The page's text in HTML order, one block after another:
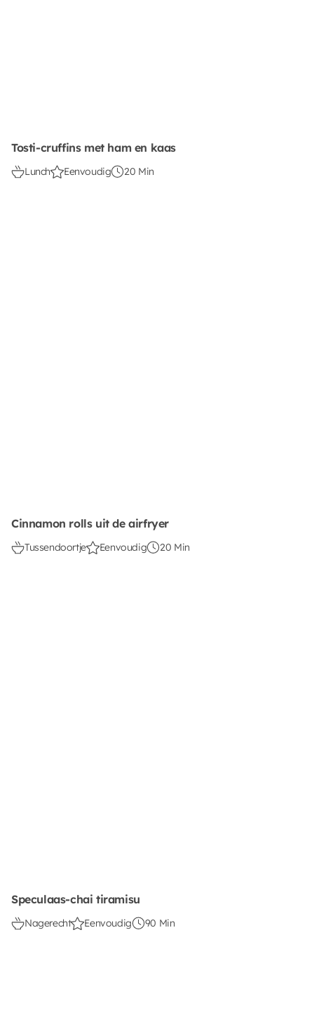
Tosti-cruffins met ham en kaas
Lunch Eenvoudig 20 Min
Cinnamon rolls uit de airfryer
Tussendoortje Eenvoudig 20 Min
Speculaas-chai tiramisu
Nagerecht Eenvoudig 90 Min